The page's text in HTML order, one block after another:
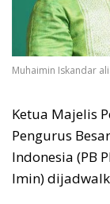
Muhaimin Iskandar
Ketua Majelis
Pengurus
Indonesia (PB
Imin)